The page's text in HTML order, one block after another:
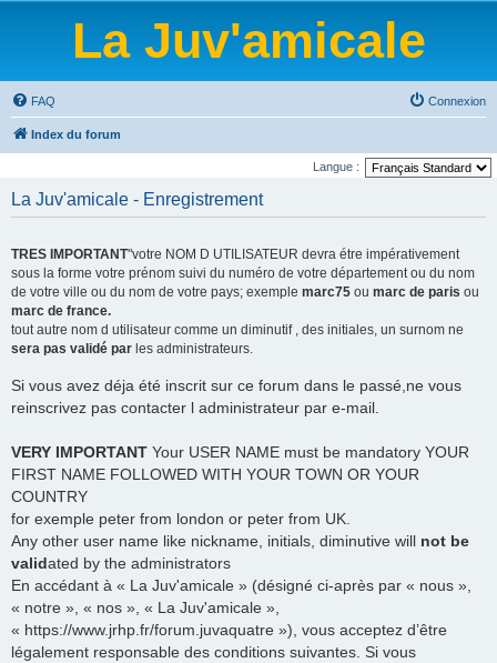
La Juv'amicale
FAQ Connexion
Index du forum
Langue :
La Juv'amicale - Enregistrement
TRES IMPORTANT"votre NOM D UTILISATEUR devra étre impérativement
sous la forme votre prénom suivi du numéro de votre département ou du nom
de votre ville ou du nom de votre pays; exemple marc75 ou marc de paris ou
marc de france.
tout autre nom d utilisateur comme un diminutif , des initiales, un surnom ne
sera pas validé par les administrateurs.
Si vous avez déja été inscrit sur ce forum dans le passé,ne vous
reinscrivez pas contacter l administrateur par e-mail.
VERY IMPORTANT Your USER NAME must be mandatory YOUR
FIRST NAME FOLLOWED WITH YOUR TOWN OR YOUR
COUNTRY
for exemple peter from london or peter from UK.
Any other user name like nickname, initials, diminutive will not be
validated by the administrators
En accédant à « La Juv'amicale » (désigné ci-après par « nous »,
« notre », « nos », « La Juv'amicale »,
« https://www.jrhp.fr/forum.juvaquatre »), vous acceptez d’être
légalement responsable des conditions suivantes. Si vous